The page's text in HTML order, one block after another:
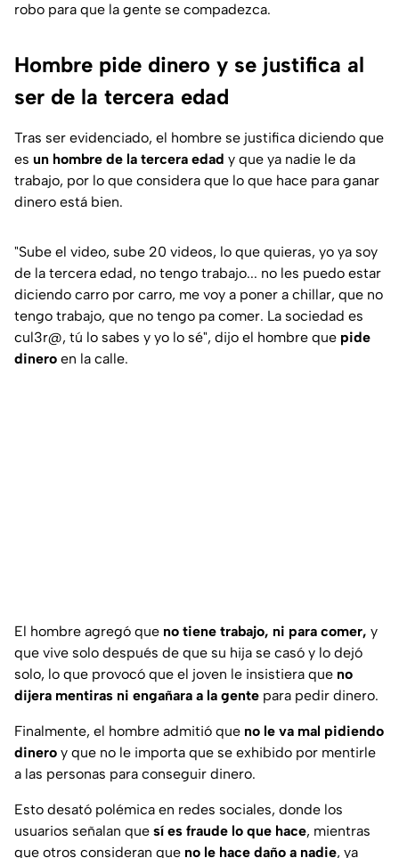
robo para que la gente se compadezca.
Hombre pide dinero y se justifica al
ser de la tercera edad
Tras ser evidenciado, el hombre se justifica diciendo que
es un hombre de la tercera edad y que ya nadie le da
trabajo, por lo que considera que lo que hace para ganar
dinero está bien.
"Sube el video, sube 20 videos, lo que quieras, yo ya soy
de la tercera edad, no tengo trabajo... no les puedo estar
diciendo carro por carro, me voy a poner a chillar, que no
tengo trabajo, que no tengo pa comer. La sociedad es
cul3r@, tú lo sabes y yo lo sé", dijo el hombre que pide
dinero en la calle.
El hombre agregó que no tiene trabajo, ni para comer, y
que vive solo después de que su hija se casó y lo dejó
solo, lo que provocó que el joven le insistiera que no
dijera mentiras ni engañara a la gente para pedir dinero.
Finalmente, el hombre admitió que no le va mal pidiendo
dinero y que no le importa que se exhibido por mentirle
a las personas para conseguir dinero.
Esto desató polémica en redes sociales, donde los
usuarios señalan que sí es fraude lo que hace, mientras
que otros consideran que no le hace daño a nadie, ya